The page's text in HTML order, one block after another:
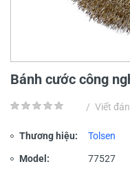
Bánh cước công
/ Viết
Thương hiệu: Tolsen
Model: 77527